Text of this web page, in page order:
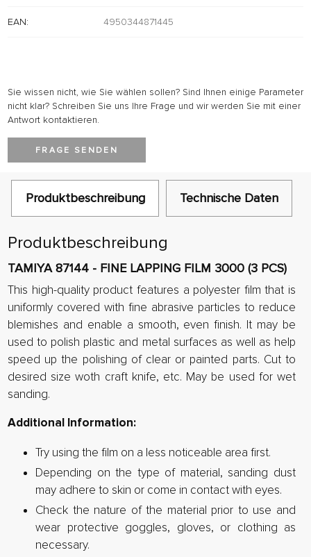
EAN: 4950344871445
Sie wissen nicht, wie Sie wählen sollen? Sind Ihnen einige Parameter
nicht klar? Schreiben Sie uns Ihre Frage und wir werden Sie mit einer
Antwort kontaktieren.
FRAGE SENDEN
Produktbeschreibung Technische Daten
Produktbeschreibung
TAMIYA 87144 - FINE LAPPING FILM 3000 (3 PCS)
This high-quality product features a polyester film that is
uniformly covered with fine abrasive particles to reduce
blemishes and enable a smooth, even finish. It may be
used to polish plastic and metal surfaces as well as help
speed up the polishing of clear or painted parts. Cut to
desired size woth craft knife, etc. May be used for wet
sanding.
Additional Information:
Try using the film on a less noticeable area first.
Depending on the type of material, sanding dust
may adhere to skin or come in contact with eyes.
Check the nature of the material prior to use and
wear protective goggles, gloves, or clothing as
necessary.